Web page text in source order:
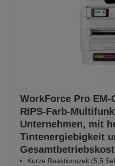
WorkForce Pro EM-
RIPS-Farb-
Unternehmen, mit
Tintenergiebigkeit
Kurze Reaktionszeit (5,5